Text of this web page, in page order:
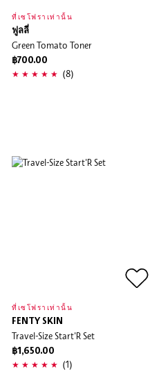
ที่เซโฟราเท่านั้น
ฟูลลี่
Green Tomato Toner
฿700.00
(8)
ที่เซโฟราเท่านั้น
FENTY SKIN
Travel-Size Start'R Set
฿1,650.00
(1)